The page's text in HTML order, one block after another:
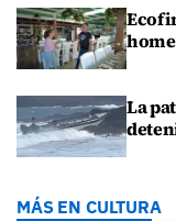
La
MÁS EN CULTURA